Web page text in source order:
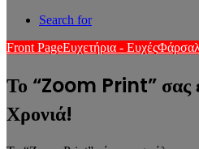
Search for
Front PageΕυχετήρια - Ευχές
Το “Zoom Print” σας
Χρονιά!